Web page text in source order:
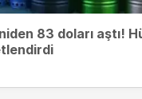
83 doları aştı!